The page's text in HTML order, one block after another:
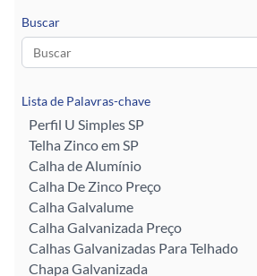
Buscar
Lista de Palavras-chave
Perfil U Simples SP
Telha Zinco em SP
Calha de Alumínio
Calha De Zinco Preço
Calha Galvalume
Calha Galvanizada Preço
Calhas Galvanizadas Para Telhado
Chapa Galvanizada